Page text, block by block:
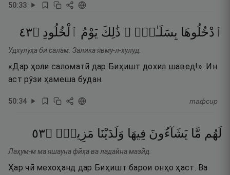
50:33
ٱدْخُلُوهَا بِسَلَـٰمٍۢ ۖ ذَٰلِكَ يَوْمُ ٱلْخُلُودِ ۝٣٤
Удхулуҳа би салам. Залика явму-л-хулуд.
«Дар ҳоли саломатӣ дар Биҳишт дохил шавед!». Ин
аст рӯзи ҳамеша будан.
50:34 тафсир
لَهُم مَّا يَشَآءُونَ فِيهَا وَلَدَيْنَا مَزِيدٌۭ ۝٣٥
Лаҳум-м ма яшауна фӣҳа ва ладайна мазӣд.
Ҳар чӣ мехоҳанд дар Биҳишт барои онҳо ҳаст. Ва